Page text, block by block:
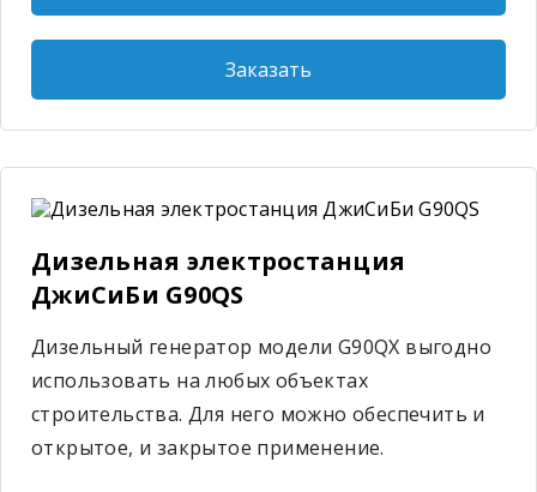
Заказать
Дизельная электростанция
ДжиСиБи G90QS
Дизельный генератор модели G90QX выгодно
использовать на любых объектах
строительства. Для него можно обеспечить и
открытое, и закрытое применение.